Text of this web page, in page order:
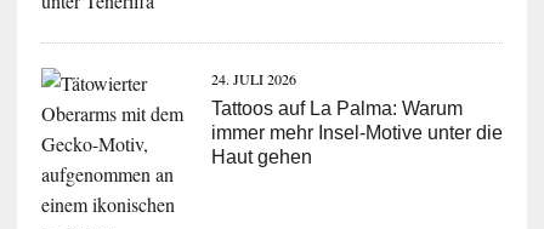
24. JULI 2026
Tattoos auf La Palma: Warum
immer mehr Insel-Motive unter die
Haut gehen